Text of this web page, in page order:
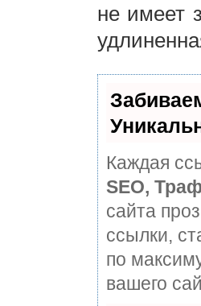
не имеет
Каждая
SEO,
сайта
ссылки,
по
вашего